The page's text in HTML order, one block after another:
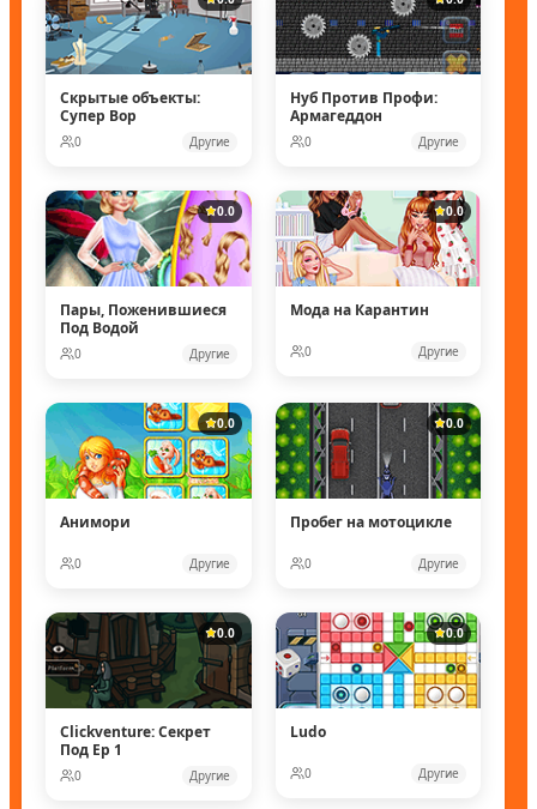
Скрытые объекты:
Супер Вор
0 Другие
Нуб Против Профи:
Армагеддон
0 Другие
0.0
Пары, Поженившиеся
Под Водой
0 Другие
0.0
Мода на Карантин
0 Другие
0.0
Анимори
0 Другие
0.0
Пробег на мотоцикле
0 Другие
0.0
Clickventure: Секрет
Под Ep 1
0 Другие
0.0
Ludo
0 Другие